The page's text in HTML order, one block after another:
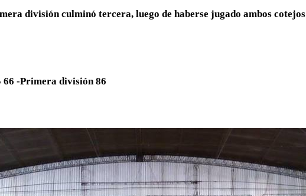
división culminó tercera, luego de haberse jugado ambos cotejos
-Primera división 86